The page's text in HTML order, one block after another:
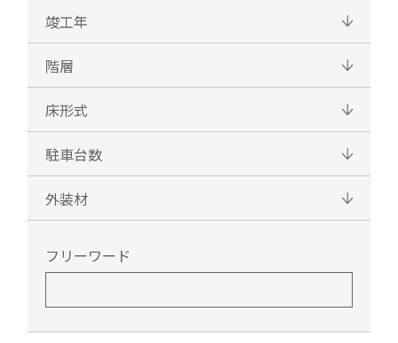
竣工年
階層
床形式
駐車台数
外装材
フリーワード